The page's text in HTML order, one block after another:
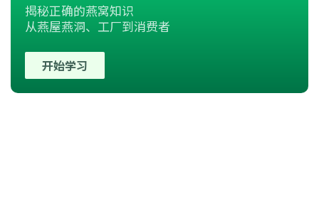
揭秘正确的燕窝知识
从燕屋燕洞、工厂到消费者
开始学习